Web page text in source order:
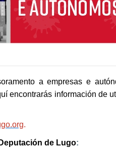
a empresas e
encontrarás información de
.
de Lugo: